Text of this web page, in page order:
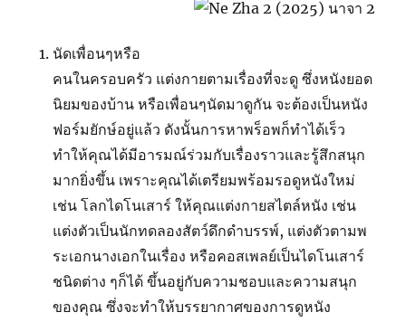
นัดเพื่อนๆหรือ
คนในครอบครัว แต่งกายตามเรื่องที่จะดู ซึ่งหนังยอด
นิยมของบ้าน หรือเพื่อนๆนัดมาดูกัน จะต้องเป็นหนัง
ฟอร์มยักษ์อยู่แล้ว ดังนั้นการหาพร็อพก็ทำได้เร็ว
ทำให้คุณได้มีอารมณ์ร่วมกับเรื่องราวและรู้สึกสนุก
มากยิ่งขึ้น เพราะคุณได้เตรียมพร้อมรอดูหนังใหม่
เช่น โลกไดโนเสาร์ ให้คุณแต่งกายสไตล์หนัง เช่น
แต่งตัวเป็นนักทดลองสัตว์ดึกดำบรรพ์, แต่งตัวตามพ
ระเอกนางเอกในเรื่อง หรือคอสเพลย์เป็นไดโนเสาร์
ชนิดต่าง ๆก็ได้ ขึ้นอยู่กับความชอบและความสนุก
ของคุณ ซึ่งจะทำให้บรรยากาศของการดูหนัง